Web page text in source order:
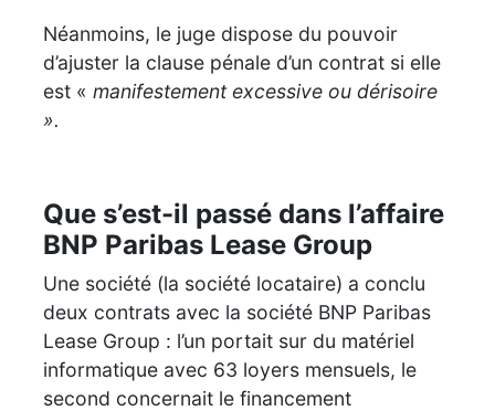
Néanmoins, le juge dispose du pouvoir
d’ajuster la clause pénale d’un contrat si elle
est « manifestement excessive ou dérisoire
».
Que s’est-il passé dans l’affaire
BNP Paribas Lease Group
Une société (la société locataire) a conclu
deux contrats avec la société BNP Paribas
Lease Group : l’un portait sur du matériel
informatique avec 63 loyers mensuels, le
second concernait le financement